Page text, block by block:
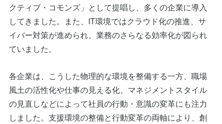
クティブ・コモンズ」として提唱し、多くの企業に導入
してきました。また、IT環境ではクラウド化の推進、サ
イバー対策が進められ、業務のさらなる効率化が図られ
ていました。
各企業は、こうした物理的な環境を整備する一方、職場
風土の活性化や仕事の見える化、マネジメントスタイル
の見直しなどによって社員の行動・意識の変革にも注力
しました。支援環境の整備と行動変革の両軸により、創